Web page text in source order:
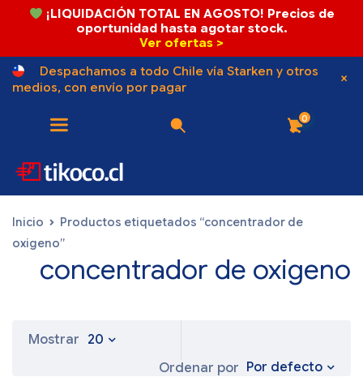
¡LIQUIDACIÓN TOTAL EN AGOSTO! Precios de
oportunidad hasta agotar stock.
Ver ofertas >
Despachamos a todo Chile vía Starken y otros
medios, con envío por pagar
0
Inicio
Productos etiquetados “concentrador de
oxigeno”
concentrador de oxigeno
Ordenar por Por defecto
Mostrar 20